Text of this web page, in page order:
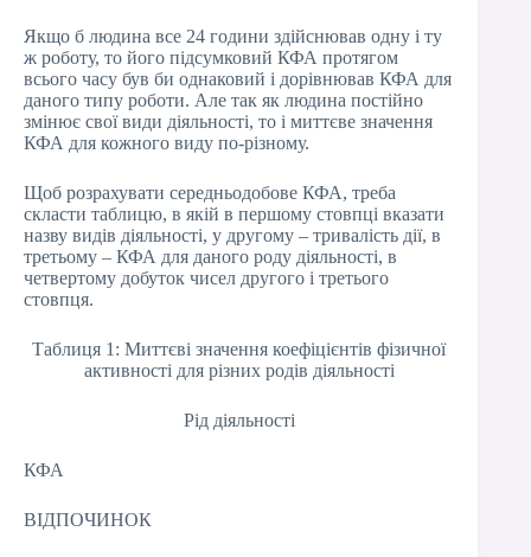
Якщо б людина все 24 години здійснював одну і ту
ж роботу, то його підсумковий КФА протягом
всього часу був би однаковий і дорівнював КФА для
даного типу роботи. Але так як людина постійно
змінює свої види діяльності, то і миттєве значення
КФА для кожного виду по-різному.
Щоб розрахувати середньодобове КФА, треба
скласти таблицю, в якій в першому стовпці вказати
назву видів діяльності, у другому – тривалість дії, в
третьому – КФА для даного роду діяльності, в
четвертому добуток чисел другого і третього
стовпця.
Таблиця 1: Миттєві значення коефіцієнтів фізичної
активності для різних родів діяльності
Рід діяльності
КФА
ВІДПОЧИНОК